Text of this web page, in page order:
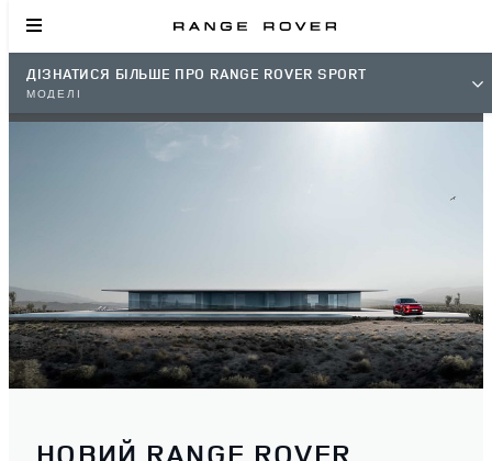
ДІЗНАТИСЯ БІЛЬШЕ ПРО RANGE ROVER SPORT
МОДЕЛІ